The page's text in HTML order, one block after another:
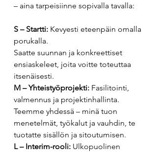
– aina tarpeisiinne sopivalla tavalla:
S – Startti: Kevyesti eteenpäin omalla
porukalla.
Saatte suunnan ja konkreettiset
ensiaskeleet, joita voitte toteuttaa
itsenäisesti.
M – Yhteistyöprojekti: Fasilitointi,
valmennus ja projektinhallinta.
Teemme yhdessä – minä tuon
menetelmät, työkalut ja vauhdin, te
tuotatte sisällön ja sitoutumisen.
L – Interim-rooli: Ulkopuolinen